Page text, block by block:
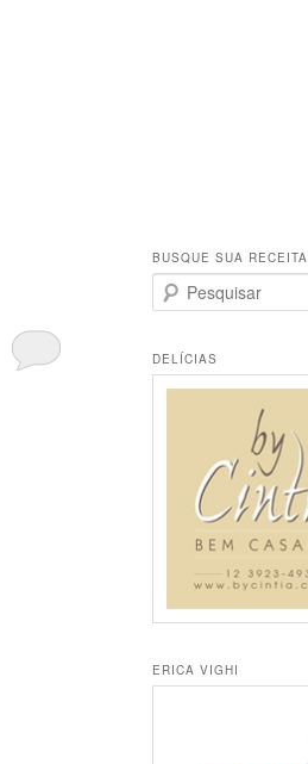
BUSQUE SUA RECEITA
e
q
u
DELÍCIAS
ERICA VIGHI